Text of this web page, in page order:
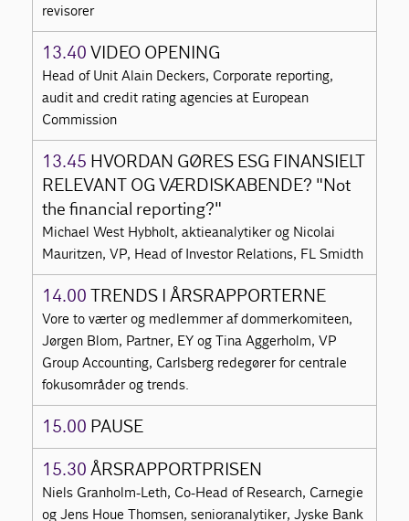
revisorer
13.40 VIDEO OPENING
Head of Unit Alain Deckers, Corporate reporting,
audit and credit rating agencies at European
Commission
13.45 HVORDAN GØRES ESG FINANSIELT
RELEVANT OG VÆRDISKABENDE? "Not
the financial reporting?"
Michael West Hybholt, aktieanalytiker og Nicolai
Mauritzen, VP, Head of Investor Relations, FL Smidth
14.00 TRENDS I ÅRSRAPPORTERNE
Vore to værter og medlemmer af dommerkomiteen,
Jørgen Blom, Partner, EY og Tina Aggerholm, VP
Group Accounting, Carlsberg redegører for centrale
fokusområder og trends.
15.00 PAUSE
15.30 ÅRSRAPPORTPRISEN
Niels Granholm-Leth, Co-Head of Research, Carnegie
og Jens Houe Thomsen, senioranalytiker, Jyske Bank